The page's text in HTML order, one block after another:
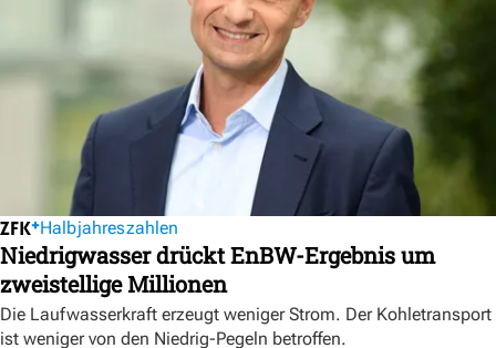
Halbjahreszahlen
Niedrigwasser drückt EnBW-Ergebnis um
zweistellige Millionen
Die Laufwasserkraft erzeugt weniger Strom. Der Kohletransport
ist weniger von den Niedrig-Pegeln betroffen.